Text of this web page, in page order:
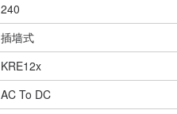
240
插墙式
KRE12x
AC To DC